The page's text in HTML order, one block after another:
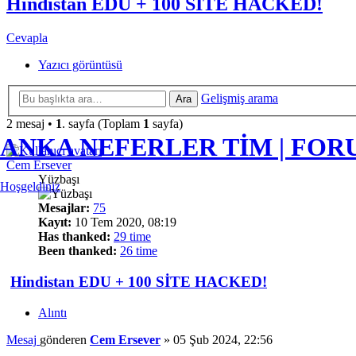
ANKA NEFERLER TİM |
Hoşgeldiniz
Cevapla
Yazıcı görüntüsü
Ara
Gelişmiş arama
2 mesaj • 1. sayfa (Toplam 1 sayfa)
Cem Ersever
Yüzbaşı
Mesajlar: 75
Kayıt: 10 Tem 2020, 08:19
Has thanked: 29 time
Been thanked: 26 time
Hindistan EDU + 100 SİTE HACKED!
Alıntı
Mesaj gönderen Cem Ersever » 05 Şub 2024, 22:56